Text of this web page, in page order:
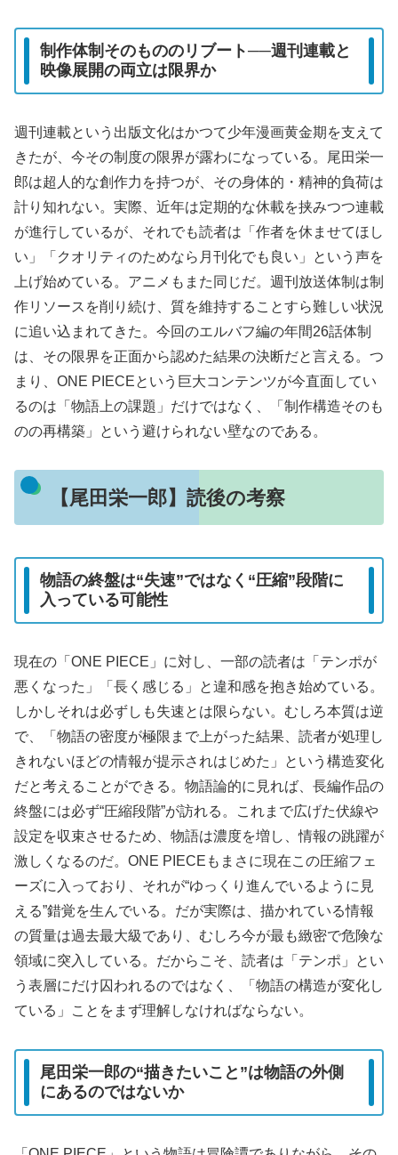
制作体制そのもののリブート──週刊連載と
映像展開の両立は限界か
週刊連載という出版文化はかつて少年漫画黄金期を支えて
きたが、今その制度の限界が露わになっている。尾田栄一
郎は超人的な創作力を持つが、その身体的・精神的負荷は
計り知れない。実際、近年は定期的な休載を挟みつつ連載
が進行しているが、それでも読者は「作者を休ませてほし
い」「クオリティのためなら月刊化でも良い」という声を
上げ始めている。アニメもまた同じだ。週刊放送体制は制
作リソースを削り続け、質を維持することすら難しい状況
に追い込まれてきた。今回のエルバフ編の年間26話体制
は、その限界を正面から認めた結果の決断だと言える。つ
まり、ONE PIECEという巨大コンテンツが今直面してい
るのは「物語上の課題」だけではなく、「制作構造そのも
のの再構築」という避けられない壁なのである。
【尾田栄一郎】読後の考察
物語の終盤は“失速”ではなく“圧縮”段階に
入っている可能性
現在の「ONE PIECE」に対し、一部の読者は「テンポが
悪くなった」「長く感じる」と違和感を抱き始めている。
しかしそれは必ずしも失速とは限らない。むしろ本質は逆
で、「物語の密度が極限まで上がった結果、読者が処理し
きれないほどの情報が提示されはじめた」という構造変化
だと考えることができる。物語論的に見れば、長編作品の
終盤には必ず“圧縮段階”が訪れる。これまで広げた伏線や
設定を収束させるため、物語は濃度を増し、情報の跳躍が
激しくなるのだ。ONE PIECEもまさに現在この圧縮フェ
ーズに入っており、それが“ゆっくり進んでいるように見
える”錯覚を生んでいる。だが実際は、描かれている情報
の質量は過去最大級であり、むしろ今が最も緻密で危険な
領域に突入している。だからこそ、読者は「テンポ」とい
う表層にだけ囚われるのではなく、「物語の構造が変化し
ている」ことをまず理解しなければならない。
尾田栄一郎の“描きたいこと”は物語の外側
にあるのではないか